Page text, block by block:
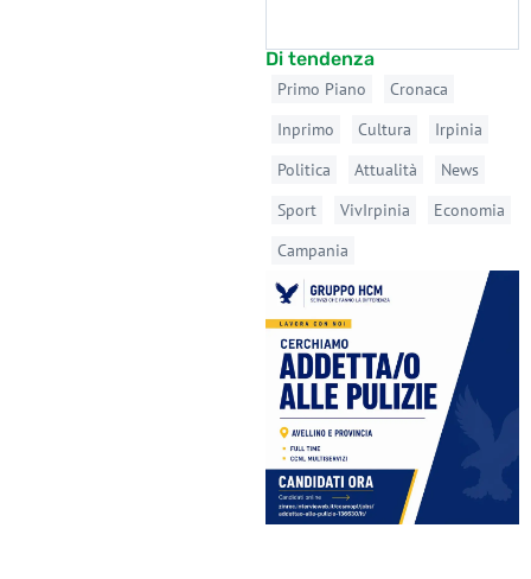
Di tendenza
Primo Piano
Cronaca
Inprimo
Cultura
Irpinia
Politica
Attualità
News
Sport
VivIrpinia
Economia
Campania